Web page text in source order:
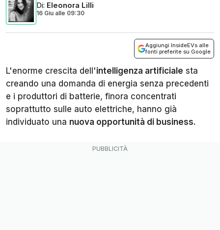
Di: Eleonora Lilli
16 Giu alle 09:30
Aggiungi InsideEVs alle
fonti preferite su Google
L'enorme crescita dell'intelligenza artificiale sta
creando una domanda di energia senza precedenti
e i produttori di batterie, finora concentrati
soprattutto sulle auto elettriche, hanno già
individuato una nuova opportunità di business.